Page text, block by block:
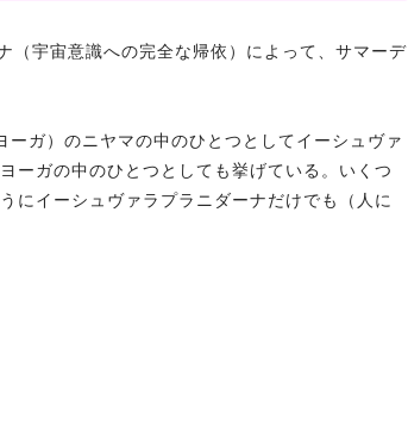
（宇宙意識への完全な帰依）によって、サマーデ
ガ）のニヤマの中のひとつとしてイーシュヴァ
ーガの中のひとつとしても挙げている。いくつ
にイーシュヴァラプラニダーナだけでも（人に